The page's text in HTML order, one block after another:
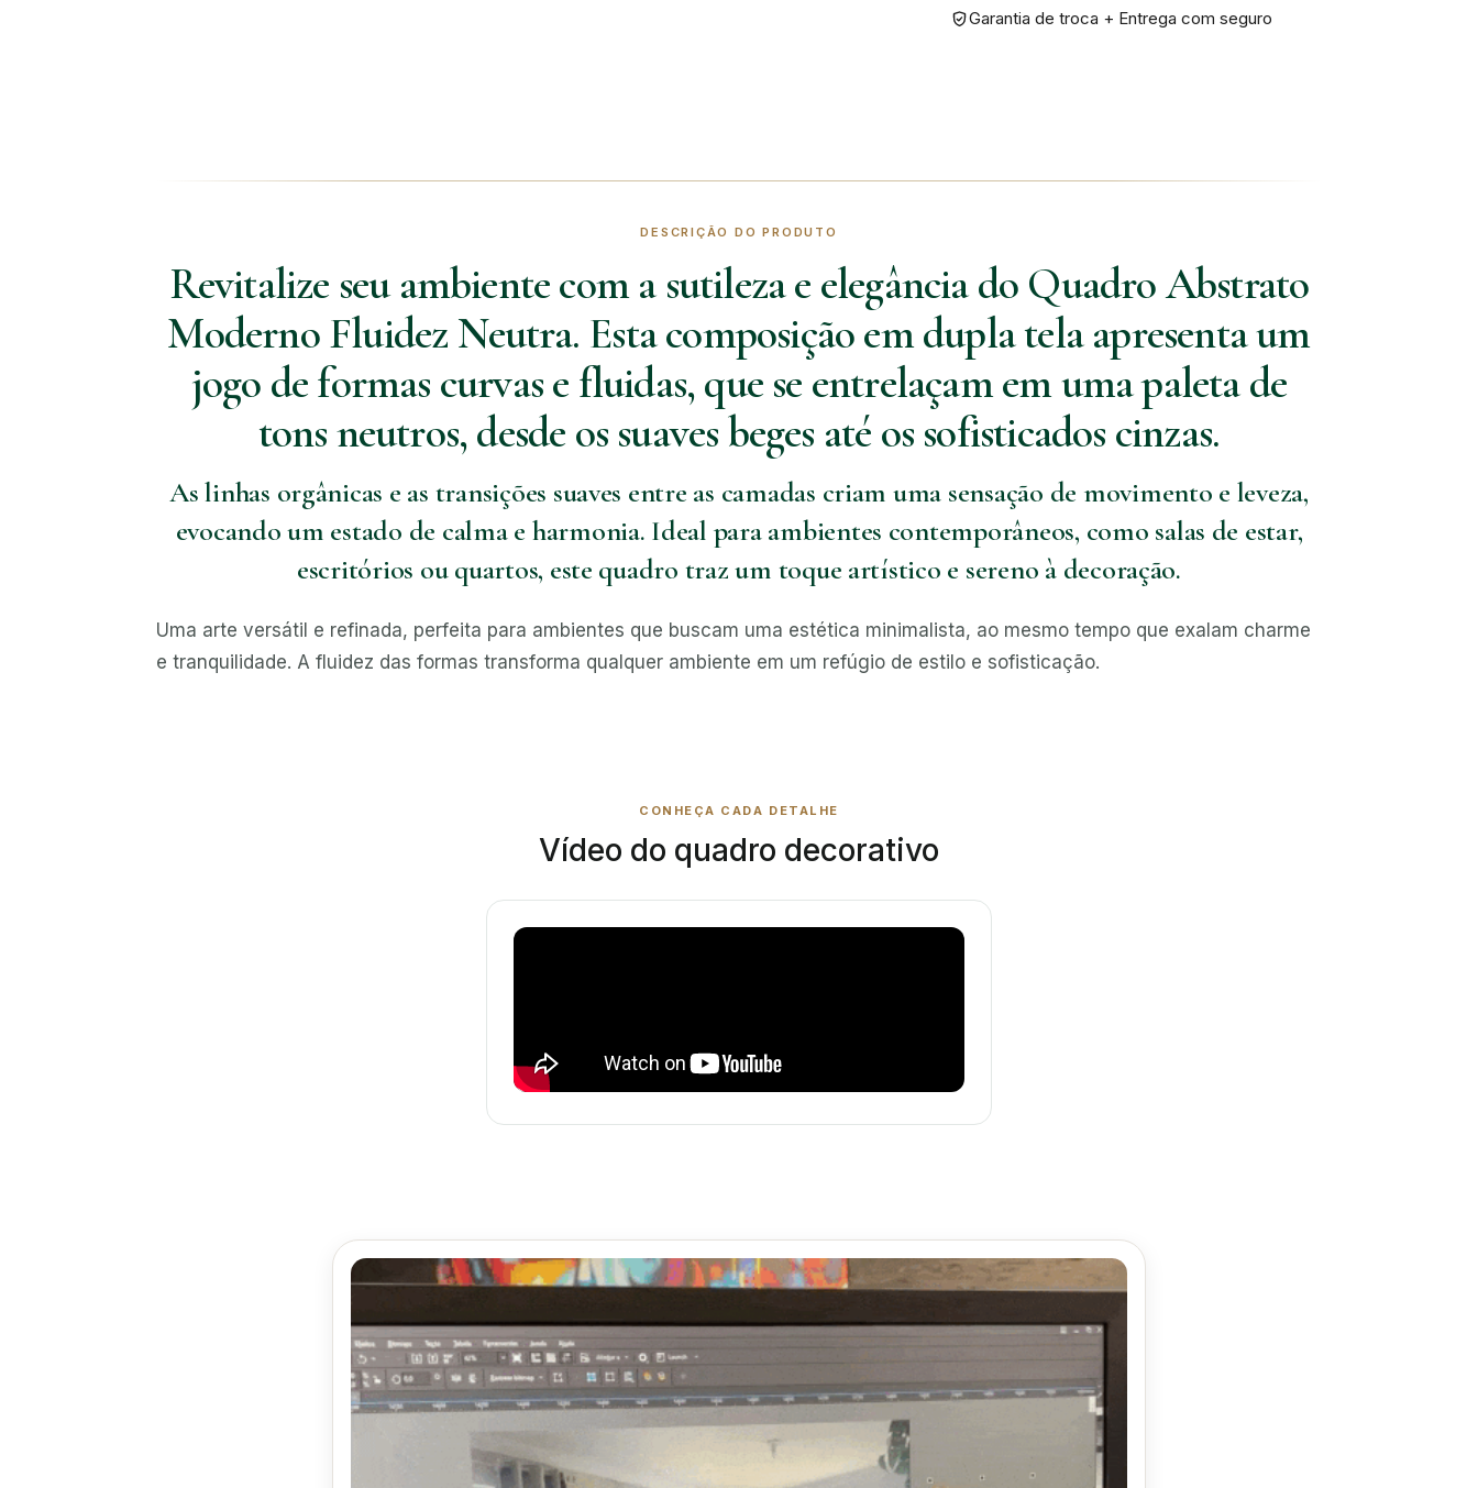
Garantia de troca + Entrega com seguro
DESCRIÇÃO DO PRODUTO
Revitalize seu ambiente com a sutileza e elegância do Quadro Abstrato
Moderno Fluidez Neutra. Esta composição em dupla tela apresenta um
jogo de formas curvas e fluidas, que se entrelaçam em uma paleta de
tons neutros, desde os suaves beges até os sofisticados cinzas.
As linhas orgânicas e as transições suaves entre as camadas criam uma sensação de movimento e leveza,
evocando um estado de calma e harmonia. Ideal para ambientes contemporâneos, como salas de estar,
escritórios ou quartos, este quadro traz um toque artístico e sereno à decoração.
Uma arte versátil e refinada, perfeita para ambientes que buscam uma estética minimalista, ao mesmo tempo que exalam charme
e tranquilidade. A fluidez das formas transforma qualquer ambiente em um refúgio de estilo e sofisticação.
CONHEÇA CADA DETALHE
Vídeo do quadro decorativo